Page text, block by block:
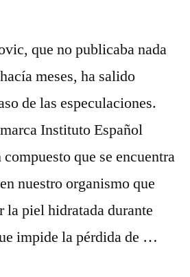
que no publicaba nada
meses, ha salido
de las especulaciones.
Instituto Español
que se encuentra
nuestro organismo que
la piel hidratada durante
impide la pérdida de …